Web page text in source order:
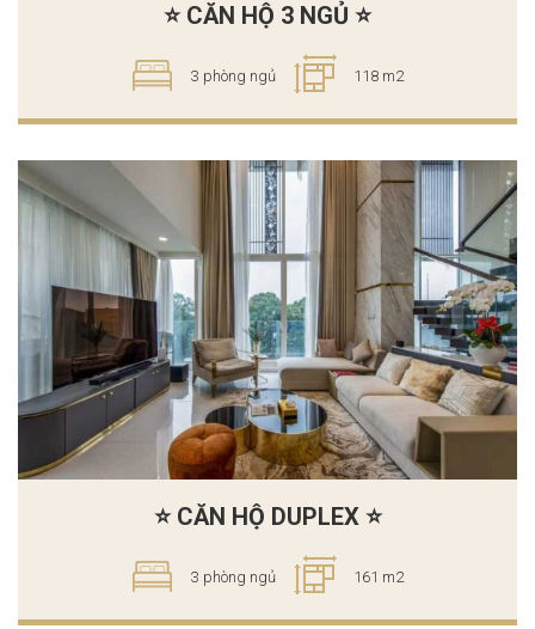
⭐ CĂN HỘ 3 NGỦ ⭐
3 phòng ngủ 118 m2
⭐ CĂN HỘ DUPLEX ⭐
3 phòng ngủ 161 m2